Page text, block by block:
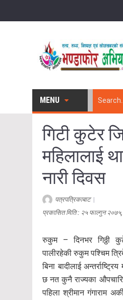
MENU
गिटी कुटेर
महिलालाई
नारी दिवस
पत्रपत्रिकाबाट|
प्रकासित मिति : २५ फाल्गुन
रुकुम – दिनभर गिठ्ठी
पालीरहेकी रुकुम पश्चिम
बिना बादीलाई
छ नत कुनै राज्यका
पहिला श्रीमान गंगाराम